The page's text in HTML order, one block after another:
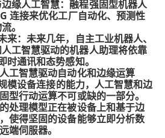
缘人工智慧：融程强固型机器人
连接来优化工厂自动化、预测性
。
来：未来几年，自主工业机器人、
工智慧驱动的机器人助理将依靠
时通讯和态势感知。
工智慧驱动自动化和边缘运算
模设备连接的能力，人工智慧和边
型行动运算不可或缺的一部分。
处理模型正在被设备上和基于边
使得坚固的设备能够立即分析数
端伺服器。